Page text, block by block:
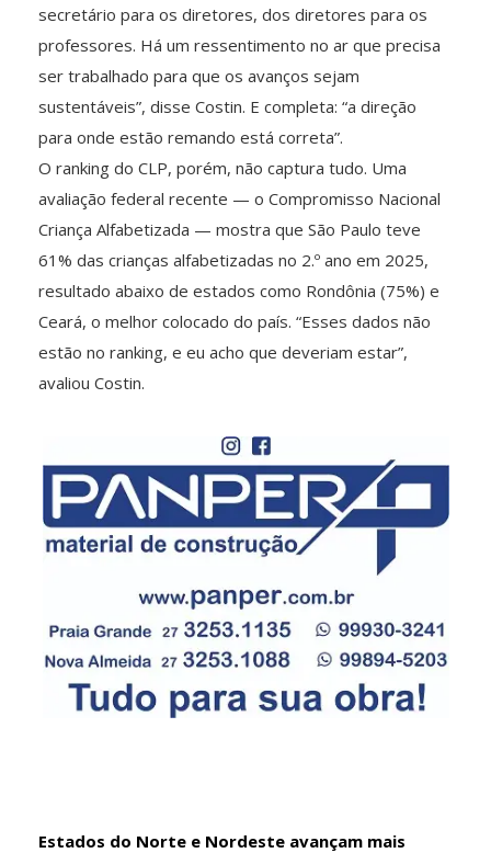
secretário para os diretores, dos diretores para os
professores. Há um ressentimento no ar que precisa
ser trabalhado para que os avanços sejam
sustentáveis”, disse Costin. E completa: “a direção
para onde estão remando está correta”.
O ranking do CLP, porém, não captura tudo. Uma
avaliação federal recente — o Compromisso Nacional
Criança Alfabetizada — mostra que São Paulo teve
61% das crianças alfabetizadas no 2.º ano em 2025,
resultado abaixo de estados como Rondônia (75%) e
Ceará, o melhor colocado do país. “Esses dados não
estão no ranking, e eu acho que deveriam estar”,
avaliou Costin.
Estados do Norte e Nordeste avançam mais